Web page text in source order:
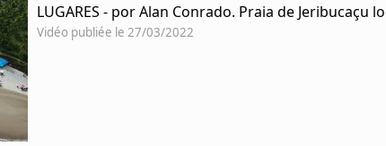
LUGARES - por Alan Conrado. Praia de
Vidéo publiée le 27/03/2022